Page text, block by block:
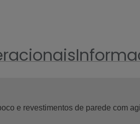
e revestimentos de parede com